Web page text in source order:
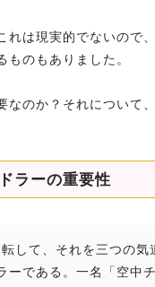
れは現実的でないので
ものもありました。
なのか？それについて
ラーの重要性
して、それを三つの
ーである。一名「空中